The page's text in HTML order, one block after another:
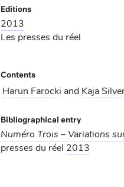
Editions
2013
Les presses du réel
Contents
Harun Farocki and Kaja
Bibliographical entry
Numéro Trois – Variations
presses du réel 2013